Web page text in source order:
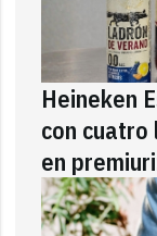
Heineken
con cuatro
en